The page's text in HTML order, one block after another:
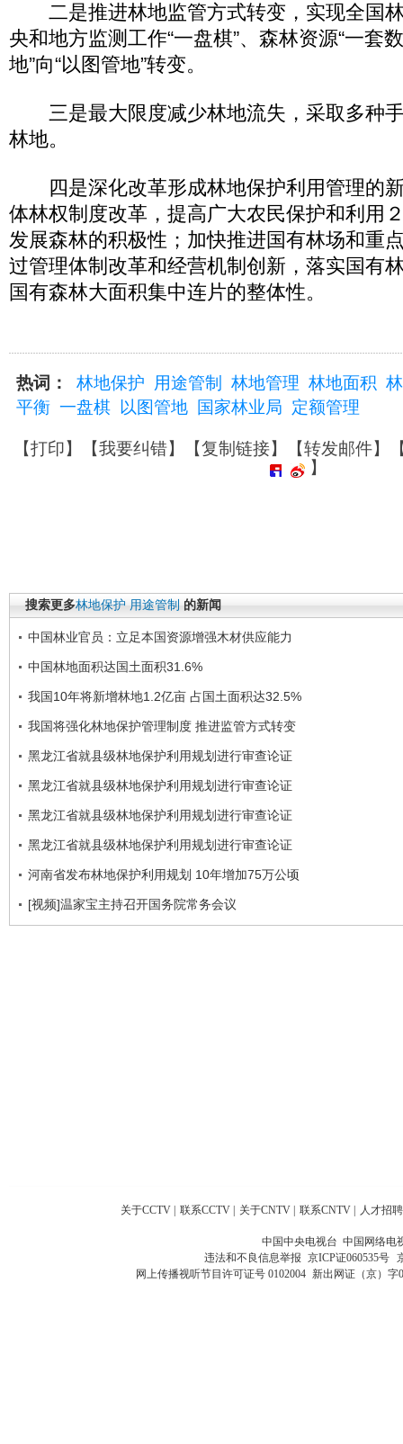
二是推进林地监管方式转变，实现全国林
央和地方监测工作“一盘棋”、森林资源“一套
地”向“以图管地”转变。
三是最大限度减少林地流失，采取多种
林地。
四是深化改革形成林地保护利用管理的
体林权制度改革，提高广大农民保护和利用
发展森林的积极性；加快推进国有林场和重
过管理体制改革和经营机制创新，落实国有
国有森林大面积集中连片的整体性。
热词： 林地保护 用途管制 林地管理 林地面积
平衡 一盘棋 以图管地 国家林业局 定额管理
【打印】【我要纠错】【复制链接】【转发邮件】
】
搜索更多林地保护 用途管制 的新闻
中国林业官员：立足本国资源增强木材供应能力
中国林地面积达国土面积31.6%
我国10年将新增林地1.2亿亩 占国土面积达32.5%
我国将强化林地保护管理制度 推进监管方式转变
黑龙江省就县级林地保护利用规划进行审查论证
黑龙江省就县级林地保护利用规划进行审查论证
黑龙江省就县级林地保护利用规划进行审查论证
黑龙江省就县级林地保护利用规划进行审查论证
河南省发布林地保护利用规划 10年增加75万公顷
[视频]温家宝主持召开国务院常务会议
关于CCTV 联系CCTV 关于CNTV 联系CNTV 人才招聘
中国中央电视台 中国网络电
违法和不良信息举报 京ICP证060535号
网上传播视听节目许可证号 0102004 新出网证（京）